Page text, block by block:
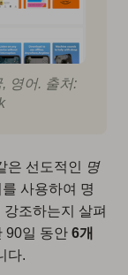
영어. 출처:
은 선도적인
명
사용하여 명
조하는지 살펴
90일 동안 6개
다.